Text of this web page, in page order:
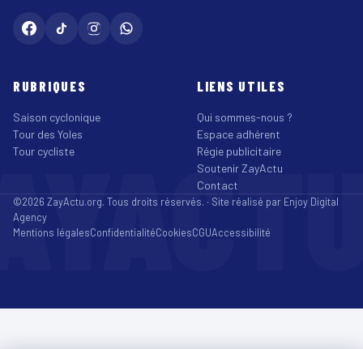
RUBRIQUES
Saison cyclonique
Tour des Yoles
Tour cycliste
LIENS UTILES
Qui sommes-nous ?
Espace adhérent
Régie publicitaire
Soutenir ZayActu
Contact
©2026 ZayActu.org. Tous droits réservés. · Site réalisé par Enjoy Digital
Agency
Mentions légalesConfidentialitéCookiesCGUAccessibilité